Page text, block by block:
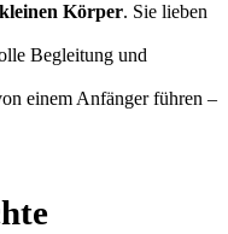
Körper. Sie lieben
Begleitung und
einem Anfänger führen –